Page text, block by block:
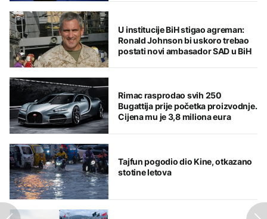
U institucije BiH stigao agreman:
Ronald Johnson bi uskoro trebao
postati novi ambasador SAD u BiH
Rimac rasprodao svih 250
Bugattija prije početka proizvodnje.
Cijena mu je 3,8 miliona eura
Tajfun pogodio dio Kine, otkazano
stotine letova